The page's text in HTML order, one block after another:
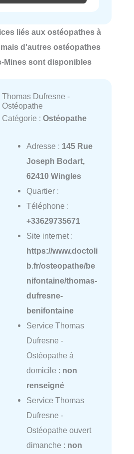
liés aux ostéopathes à
d'autres ostéopathes
Mines sont disponibles
Thomas Dufresne -
Ostéopathe
Catégorie : Ostéopathe
Adresse : 145 Rue
Joseph Bodart,
62410 Wingles
Quartier :
Téléphone :
+33629735671
Site internet :
https://www.doctoli
b.fr/osteopathe/be
nifontaine/thomas-
dufresne-
benifontaine
Service Thomas
Dufresne -
Ostéopathe à
domicile : non
renseigné
Service Thomas
Dufresne -
Ostéopathe ouvert
dimanche : non